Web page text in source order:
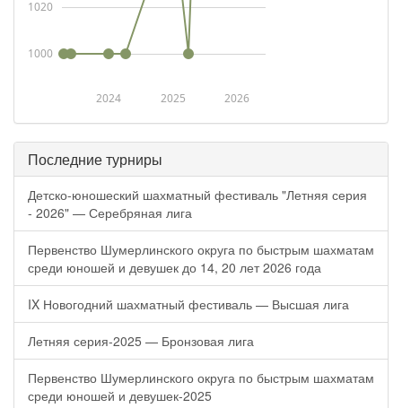
2024 2025 2026
1000
1020
Последние турниры
Детско-юношеский шахматный фестиваль "Летняя серия
- 2026" — Серебряная лига
Первенство Шумерлинского округа по быстрым шахматам
среди юношей и девушек до 14, 20 лет 2026 года
IX Новогодний шахматный фестиваль — Высшая лига
Летняя серия-2025 — Бронзовая лига
Первенство Шумерлинского округа по быстрым шахматам
среди юношей и девушек-2025